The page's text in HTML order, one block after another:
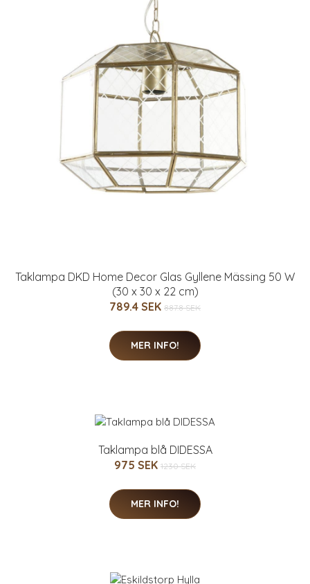
Taklampa DKD Home Decor Glas Gyllene Mässing 50 W
(30 x 30 x 22 cm)
789.4 SEK 887.8 SEK
MER INFO!
Taklampa blå DIDESSA
975 SEK 1230 SEK
MER INFO!